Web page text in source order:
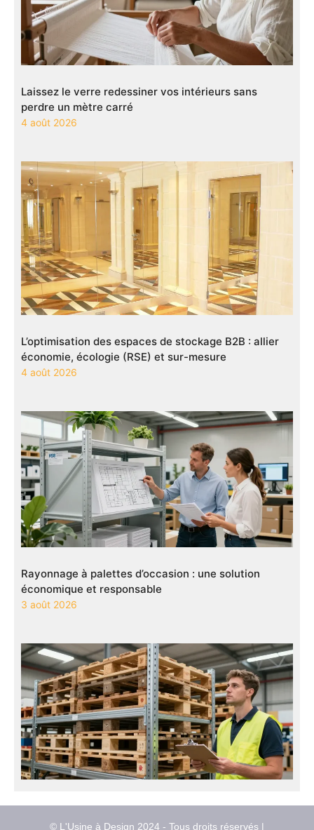
Laissez le verre redessiner vos intérieurs sans
perdre un mètre carré
4 août 2026
L’optimisation des espaces de stockage B2B : allier
économie, écologie (RSE) et sur-mesure
4 août 2026
Rayonnage à palettes d’occasion : une solution
économique et responsable
3 août 2026
© L'Usine à Design 2024 - Tous droits réservés |